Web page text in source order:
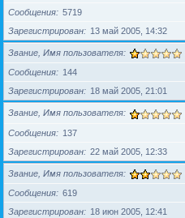
Сообщения
5719
Зарегистрирован
13 май 2005, 14:32
Звание, Имя пользователя
Сообщения
144
Зарегистрирован
18 май 2005, 21:01
Звание, Имя пользователя
Сообщения
137
Зарегистрирован
22 май 2005, 12:33
Звание, Имя пользователя
Сообщения
619
Зарегистрирован
18 июн 2005, 12:41